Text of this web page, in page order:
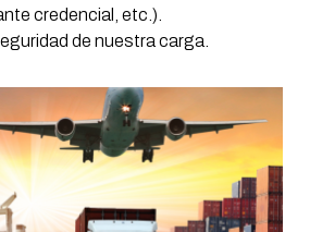
credencial, etc.).
de nuestra carga.